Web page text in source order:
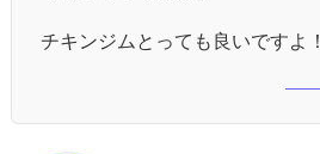
チキンジムとっても良いですよ！